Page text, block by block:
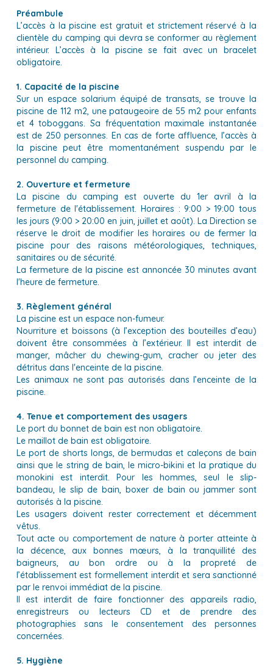
Préambule
L’accès à la piscine est gratuit et strictement réservé à la
clientèle du camping qui devra se conformer au règlement
intérieur. L’accès à la piscine se fait avec un bracelet
obligatoire.
1. Capacité de la piscine
Sur un espace solarium équipé de transats, se trouve la
piscine de 112 m2, une pataugeoire de 55 m2 pour enfants
et 4 toboggans. Sa fréquentation maximale instantanée
est de 250 personnes. En cas de forte affluence, l’accès à
la piscine peut être momentanément suspendu par le
personnel du camping.
2. Ouverture et fermeture
La piscine du camping est ouverte du 1er avril à la
fermeture de l'établissement. Horaires : 9:00 > 19:00 tous
les jours (9:00 > 20:00 en juin, juillet et août). La Direction se
réserve le droit de modifier les horaires ou de fermer la
piscine pour des raisons météorologiques, techniques,
sanitaires ou de sécurité.
La fermeture de la piscine est annoncée 30 minutes avant
l'heure de fermeture.
3. Règlement général
La piscine est un espace non-fumeur.
Nourriture et boissons (à l’exception des bouteilles d’eau)
doivent être consommées à l’extérieur. Il est interdit de
manger, mâcher du chewing-gum, cracher ou jeter des
détritus dans l'enceinte de la piscine.
Les animaux ne sont pas autorisés dans l’enceinte de la
piscine.
4. Tenue et comportement des usagers
Le port du bonnet de bain est non obligatoire.
Le maillot de bain est obligatoire.
Le port de shorts longs, de bermudas et caleçons de bain
ainsi que le string de bain, le micro-bikini et la pratique du
monokini est interdit. Pour les hommes, seul le slip-
bandeau, le slip de bain, boxer de bain ou jammer sont
autorisés à la piscine.
Les usagers doivent rester correctement et décemment
vêtus.
Tout acte ou comportement de nature à porter atteinte à
la décence, aux bonnes mœurs, à la tranquillité des
baigneurs, au bon ordre ou à la propreté de
l’établissement est formellement interdit et sera sanctionné
par le renvoi immédiat de la piscine.
Il est interdit de faire fonctionner des appareils radio,
enregistreurs ou lecteurs CD et de prendre des
photographies sans le consentement des personnes
concernées.
5. Hygiène